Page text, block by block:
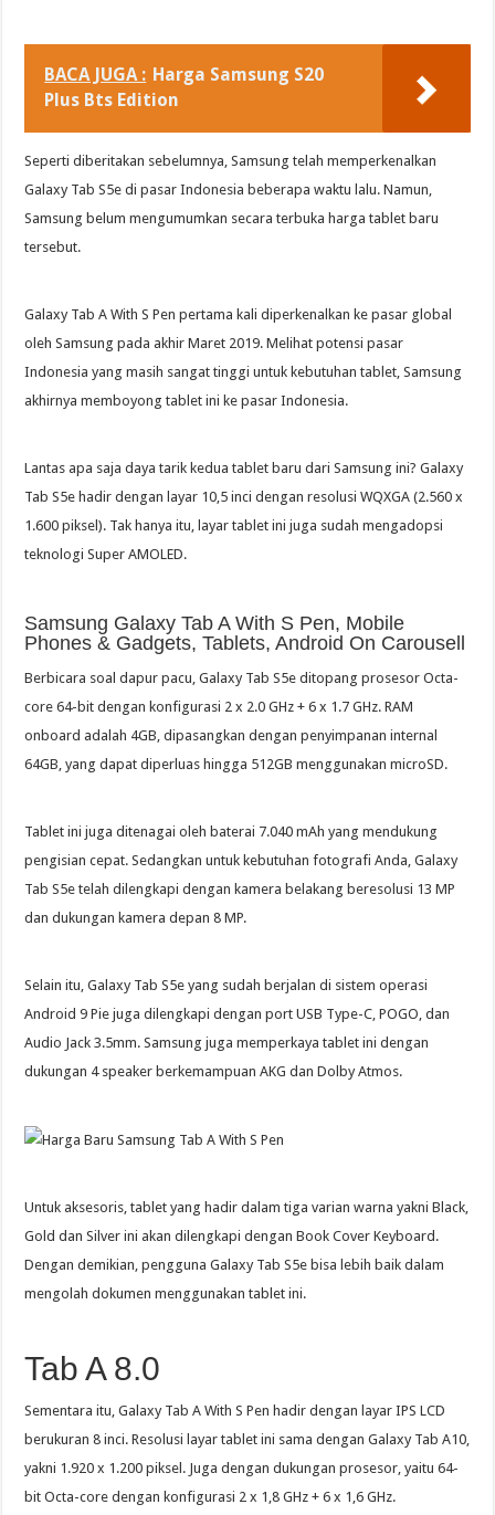
BACA JUGA : Harga Samsung S20
Plus Bts Edition
Seperti diberitakan sebelumnya, Samsung telah memperkenalkan
Galaxy Tab S5e di pasar Indonesia beberapa waktu lalu. Namun,
Samsung belum mengumumkan secara terbuka harga tablet baru
tersebut.
Galaxy Tab A With S Pen pertama kali diperkenalkan ke pasar global
oleh Samsung pada akhir Maret 2019. Melihat potensi pasar
Indonesia yang masih sangat tinggi untuk kebutuhan tablet, Samsung
akhirnya memboyong tablet ini ke pasar Indonesia.
Lantas apa saja daya tarik kedua tablet baru dari Samsung ini? Galaxy
Tab S5e hadir dengan layar 10,5 inci dengan resolusi WQXGA (2.560 x
1.600 piksel). Tak hanya itu, layar tablet ini juga sudah mengadopsi
teknologi Super AMOLED.
Samsung Galaxy Tab A With S Pen, Mobile
Phones & Gadgets, Tablets, Android On Carousell
Berbicara soal dapur pacu, Galaxy Tab S5e ditopang prosesor Octa-
core 64-bit dengan konfigurasi 2 x 2.0 GHz + 6 x 1.7 GHz. RAM
onboard adalah 4GB, dipasangkan dengan penyimpanan internal
64GB, yang dapat diperluas hingga 512GB menggunakan microSD.
Tablet ini juga ditenagai oleh baterai 7.040 mAh yang mendukung
pengisian cepat. Sedangkan untuk kebutuhan fotografi Anda, Galaxy
Tab S5e telah dilengkapi dengan kamera belakang beresolusi 13 MP
dan dukungan kamera depan 8 MP.
Selain itu, Galaxy Tab S5e yang sudah berjalan di sistem operasi
Android 9 Pie juga dilengkapi dengan port USB Type-C, POGO, dan
Audio Jack 3.5mm. Samsung juga memperkaya tablet ini dengan
dukungan 4 speaker berkemampuan AKG dan Dolby Atmos.
Untuk aksesoris, tablet yang hadir dalam tiga varian warna yakni Black,
Gold dan Silver ini akan dilengkapi dengan Book Cover Keyboard.
Dengan demikian, pengguna Galaxy Tab S5e bisa lebih baik dalam
mengolah dokumen menggunakan tablet ini.
Tab A 8.0
Sementara itu, Galaxy Tab A With S Pen hadir dengan layar IPS LCD
berukuran 8 inci. Resolusi layar tablet ini sama dengan Galaxy Tab A10,
yakni 1.920 x 1.200 piksel. Juga dengan dukungan prosesor, yaitu 64-
bit Octa-core dengan konfigurasi 2 x 1,8 GHz + 6 x 1,6 GHz.